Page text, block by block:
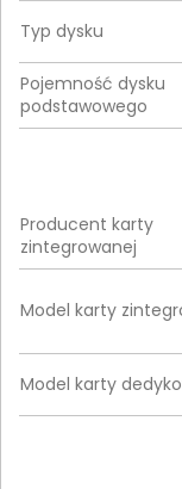
Typ dysku
Pojemność dysku
podstawowego
Producent karty
zintegrowanej
Model karty
Model karty